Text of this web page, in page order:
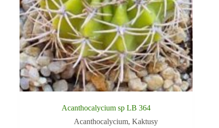
Acanthocalycium sp LB 364
Acanthocalycium,Kaktusy